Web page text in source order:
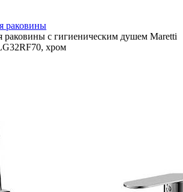
раковины
раковины с гигиеническим душем Maretti
хром